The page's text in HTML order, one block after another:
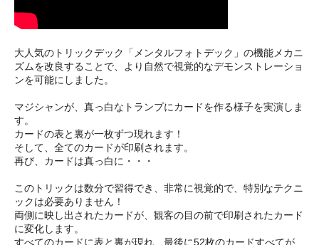
大人気のトリックデック「メンタルフォトデック」の機能メカニ
ズムを改良することで、より自然で視覚的なデモンストレーショ
ンを可能にしました。
マジシャンが、真っ白なトランプにカードを作る様子を実演しま
す。
カードの表と裏が一枚ずつ現れます！
そして、全てのカードが印刷されます。
再び、カードは真っ白に・・・
このトリックは数分で習得でき、非常に視覚的で、特別なテクニ
ックは必要ありません！
両側に映し出されたカードが、観客の目の前で印刷されたカード
に変化します。
すべてのカードに表と裏が現れ、最後に52枚のカードすべてが、